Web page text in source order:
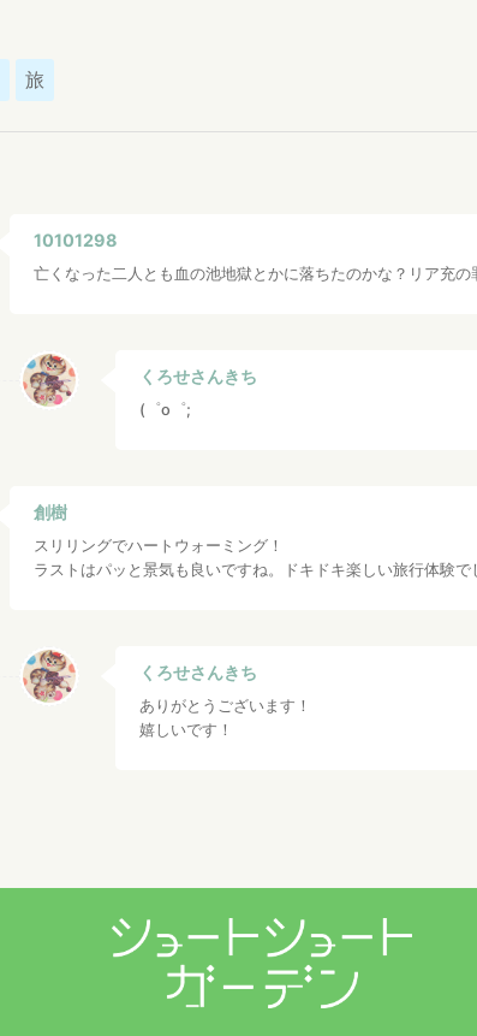
旅
10101298
亡くなった二人とも血の池地獄とかに落ちたのかな？リア充の
くろせさんきち
(゜o゜;
創樹
スリリングでハートウォーミング！
ラストはパッと景気も良いですね。ドキドキ楽しい旅行体験で
くろせさんきち
ありがとうございます！
嬉しいです！